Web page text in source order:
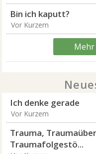
Bin ich kaputt?
Vor Kurzem
Ich denke gerade
Vor Kurzem
Trauma,
Traumafolgestö...